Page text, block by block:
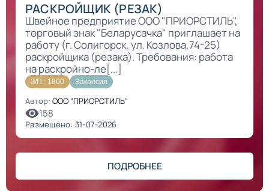
РАСКРОЙЩИК (РЕЗАК)
Швейное предприятие ООО "ПРИОРСТИЛЬ",
торговый знак "Беларусачка" приглашает на
работу (г. Солигорск, ул. Козлова,74-25)
раскройщика (резака). Требования: работа
на раскройно-ле[...]
З/П : 1800 Вакансия
Автор: ООО "ПРИОРСТИЛЬ"
158
Размещено: 31-07-2026
ПОДРОБНЕЕ